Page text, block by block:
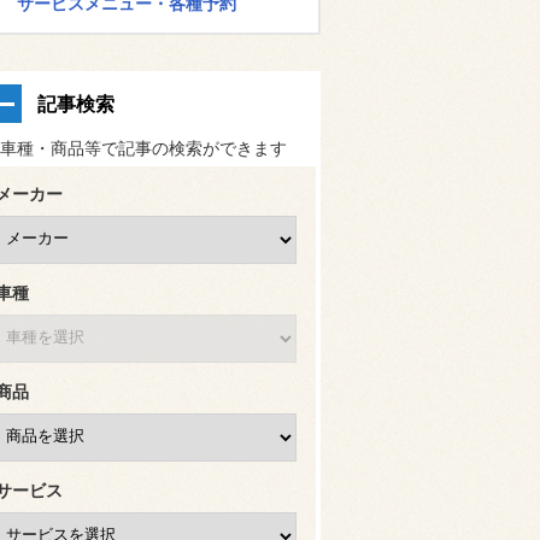
記事検索
種・商品等で記事の検索ができます
ーカー
種
品
ービス